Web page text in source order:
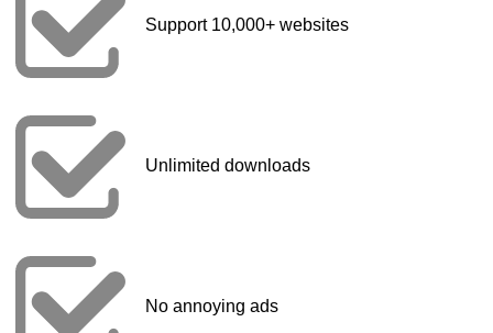
Support 10,000+ websites
Unlimited downloads
No annoying ads